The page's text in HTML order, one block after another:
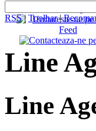
RSS| Toolbar|
Line
Line